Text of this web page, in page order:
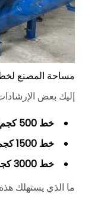
مساحة المصنع
إليك بعض
خط 500 كجم/ساعة:
خط 1500 كجم/ساعة:
خط 3000 كجم/ساعة:
ما الذي يستهلك